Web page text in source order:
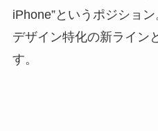
iPhone”というポジション
デザイン特化の新ライン
す。